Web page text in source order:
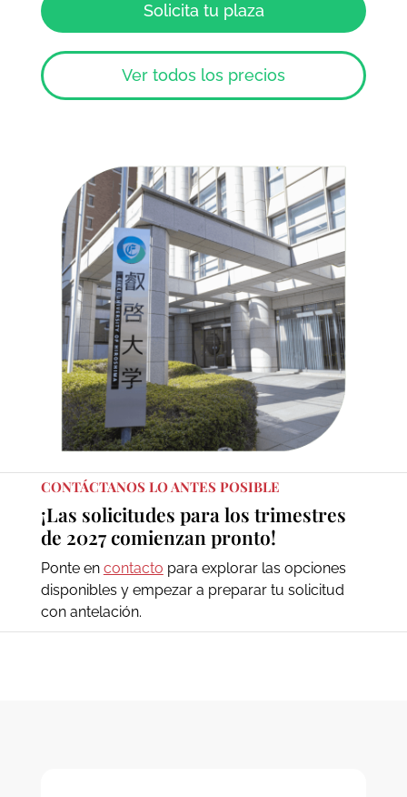
Solicita tu plaza
Ver todos los precios
CONTÁCTANOS LO ANTES POSIBLE
¡Las solicitudes para los trimestres
de 2027 comienzan pronto!
Ponte en contacto para explorar las opciones
disponibles y empezar a preparar tu solicitud
con antelación.